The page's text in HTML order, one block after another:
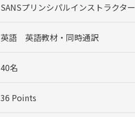
SANSプリンシパルインストラクター
英語 英語教材・同時通訳
40名
36 Points